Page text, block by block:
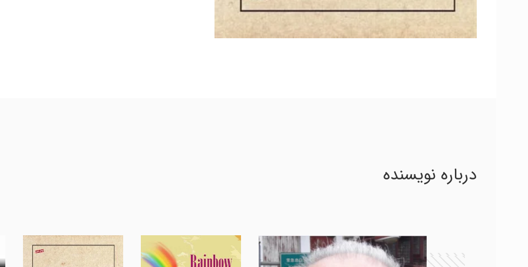
درباره نویسنده